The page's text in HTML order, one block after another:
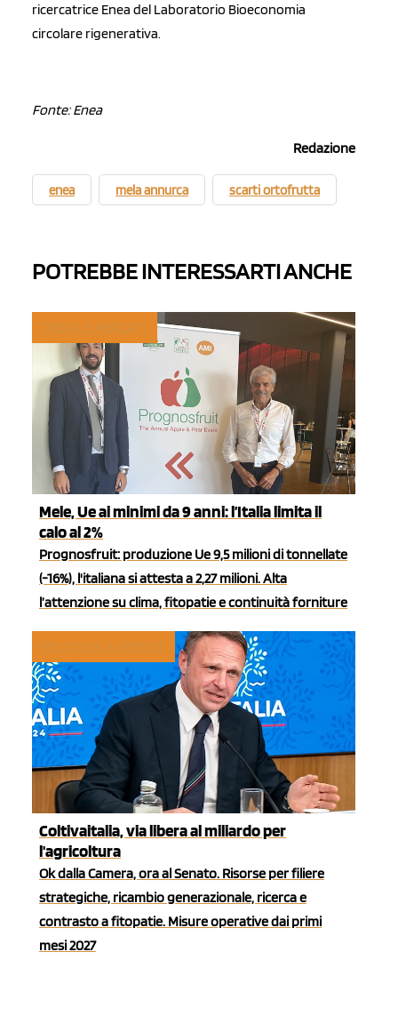
ricercatrice Enea del Laboratorio Bioeconomia
circolare rigenerativa.
Fonte: Enea
Redazione
enea mela annurca scarti ortofrutta
POTREBBE INTERESSARTI ANCHE
Mele, Ue ai minimi da 9 anni: l’Italia limita il
calo al 2%
Prognosfruit: produzione Ue 9,5 milioni di tonnellate
(-16%), l'italiana si attesta a 2,27 milioni. Alta
l’attenzione su clima, fitopatie e continuità forniture
Coltivaitalia, via libera al miliardo per
l'agricoltura
Ok dalla Camera, ora al Senato. Risorse per filiere
strategiche, ricambio generazionale, ricerca e
contrasto a fitopatie. Misure operative dai primi
mesi 2027